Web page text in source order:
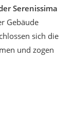
Serenissima
Gebäude
sich die
und zogen